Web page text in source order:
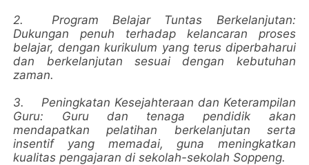
2.
Program Belajar Tuntas Berkelanjutan:
Dukungan penuh terhadap kelancaran proses
belajar, dengan kurikulum yang terus diperbaharui
dan berkelanjutan sesuai dengan kebutuhan
zaman.
3.
Peningkatan Kesejahteraan dan Keterampilan
Guru: Guru dan tenaga pendidik akan
mendapatkan pelatihan berkelanjutan serta
insentif yang memadai, guna meningkatkan
kualitas pengajaran di sekolah-sekolah Soppeng.